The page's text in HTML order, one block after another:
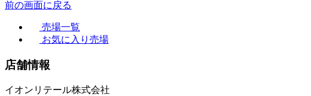
前の画面に戻る
売場一覧
お気に入り売場
店舗情報
イオンリテール株式会社